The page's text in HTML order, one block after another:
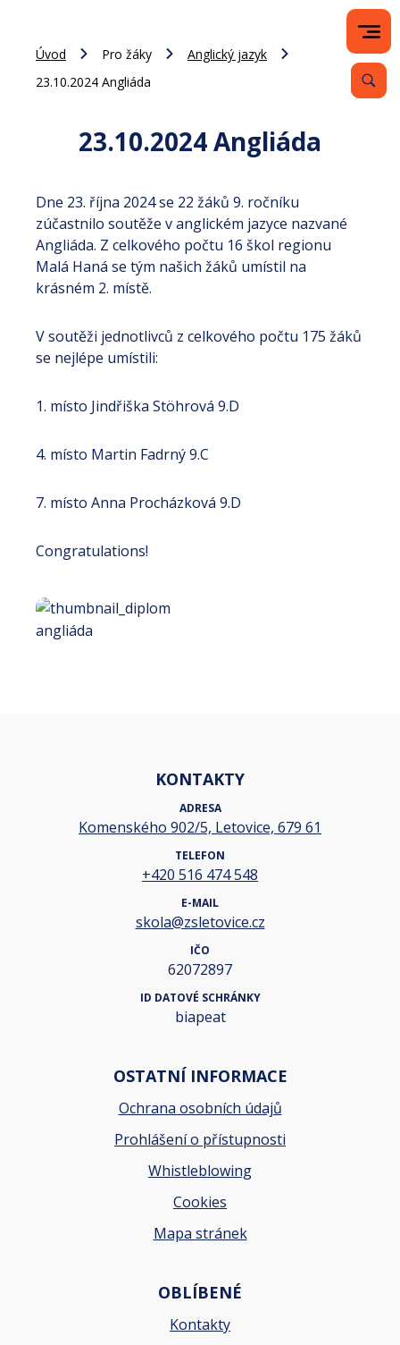
Úvod Pro žáky
Anglický jazyk
23.10.2024 Angliáda
23.10.2024 Angliáda
Dne 23. října 2024 se 22 žáků 9. ročníku
zúčastnilo soutěže v anglickém jazyce nazvané
Angliáda. Z celkového počtu 16 škol regionu
Malá Haná se tým našich žáků umístil na
krásném 2. místě.
V soutěži jednotlivců z celkového počtu 175 žáků
se nejlépe umístili:
1. místo Jindřiška Stöhrová 9.D
4. místo Martin Fadrný 9.C
7. místo Anna Procházková 9.D
Congratulations!
KONTAKTY
ADRESA
Komenského 902/5, Letovice, 679 61
TELEFON
+420 516 474 548
E-MAIL
skola@zsletovice.cz
IČO
62072897
ID DATOVÉ SCHRÁNKY
biapeat
OSTATNÍ INFORMACE
Ochrana osobních údajů
Prohlášení o přístupnosti
Whistleblowing
Cookies
Mapa stránek
OBLÍBENÉ
Kontakty